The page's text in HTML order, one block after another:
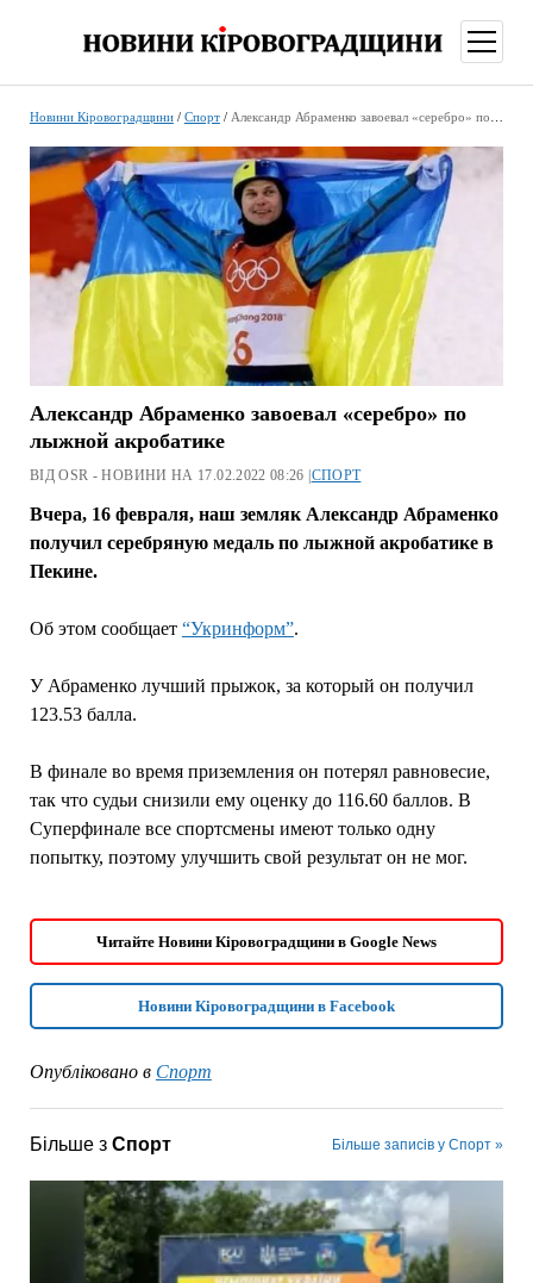
меню
Новини Кіровоградщини/ Спорт/ Александр Абраменко завоевал «серебро» по лыжной акробатике
Александр Абраменко завоевал «серебро» по
лыжной акробатике
ВІД OSR - НОВИНИ НА 17.02.2022 08:26 | СПОРТ
Вчера, 16 февраля, наш земляк Александр Абраменко
получил серебряную медаль по лыжной акробатике в
Пекине.
Об этом сообщает “Укринформ”.
У Абраменко лучший прыжок, за который он получил
123.53 балла.
В финале во время приземления он потерял равновесие,
так что судьи снизили ему оценку до 116.60 баллов. В
Суперфинале все спортсмены имеют только одну
попытку, поэтому улучшить свой результат он не мог.
Читайте Новини Кіровоградщини в Google News
Новини Кіровоградщини в Facebook
Опубліковано в Спорт
Більше з Спорт Більше записів у Спорт »